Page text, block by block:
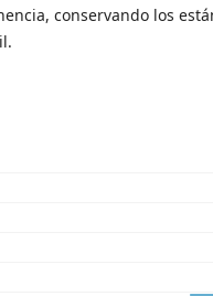
conservando los